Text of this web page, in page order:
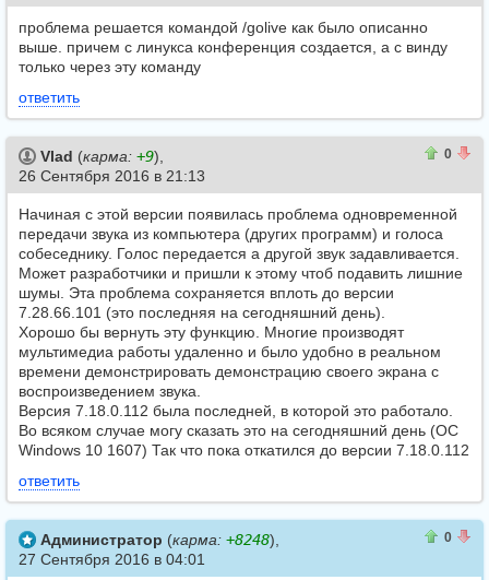
проблема решается командой /golive как было описанно
выше. причем с линукса конференция создается, а с винду
только через эту команду
ответить
0
Vlad (карма: +9),
26 Сентября 2016 в 21:13
Начиная с этой версии появилась проблема одновременной
передачи звука из компьютера (других программ) и голоса
собеседнику. Голос передается а другой звук задавливается.
Может разработчики и пришли к этому чтоб подавить лишние
шумы. Эта проблема сохраняется вплоть до версии
7.28.66.101 (это последняя на сегодняшний день).
Хорошо бы вернуть эту функцию. Многие производят
мультимедиа работы удаленно и было удобно в реальном
времени демонстрировать демонстрацию своего экрана с
воспроизведением звука.
Версия 7.18.0.112 была последней, в которой это работало.
Во всяком случае могу сказать это на сегодняшний день (ОС
Windows 10 1607) Так что пока откатился до версии 7.18.0.112
ответить
0
Администратор (карма: +8248),
27 Сентября 2016 в 04:01